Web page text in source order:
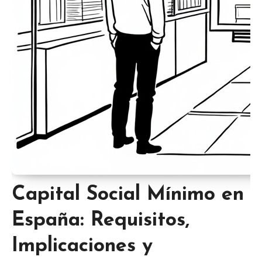
Capital Social Mínimo en
España: Requisitos,
Implicaciones y